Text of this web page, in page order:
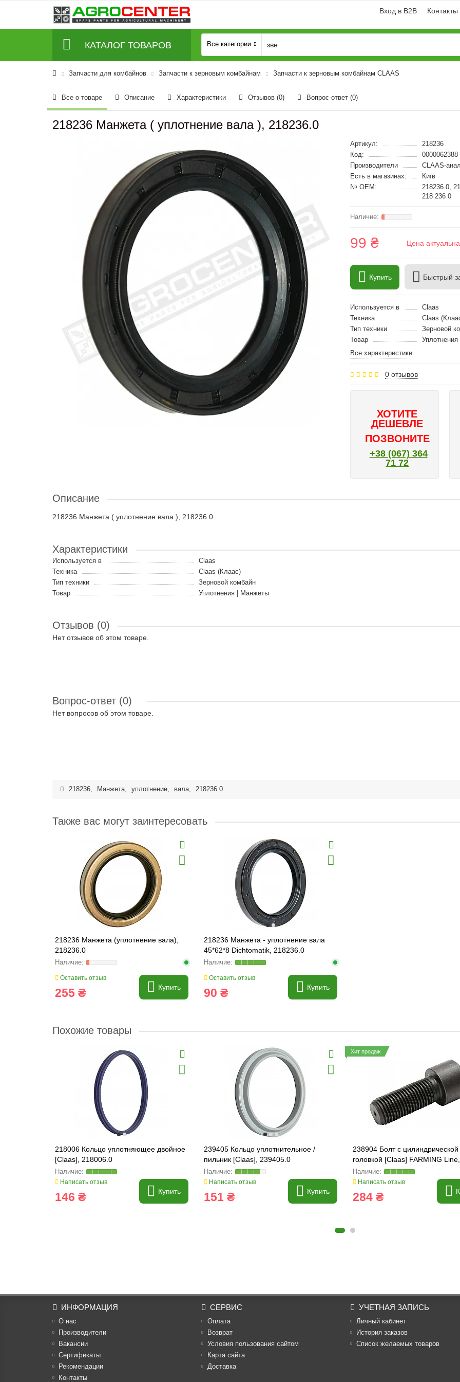
Вход в B2B Контакты
КАТАЛОГ ТОВАРОВ Все категории
Запчасти для комбайнов Запчасти к зерновым комбайнам Запчасти к зерновым комбайнам CLAAS
Все о товаре Описание Характеристики Отзывов (0) Вопрос-ответ (0)
218236 Манжета ( уплотнение вала ), 218236.0
Артикул:
218236
Код:
0000062388
Производители
CLAAS-
Есть в магазинах:
Київ
№ OEM:
218236.0,
218 236 0
99 ₴ Цена
Купить Быстрый
Используется в
Claas
Техника
Claas
Тип техники
Зерновой
Товар
Все характеристики
0 отзывов
ХОТИТЕ
ДЕШЕВЛЕ
ПОЗВОНИТЕ
+38 (067) 364
71 72
Описание
218236 Манжета ( уплотнение вала ), 218236.0
Характеристики
Используется в
Claas
Техника
Claas (Клаас)
Тип техники
Зерновой комбайн
Товар
Уплотнения | Манжеты
Отзывов (0)
Нет отзывов об этом товаре.
Вопрос-ответ (0)
Нет вопросов об этом товаре.
218236, Манжета, уплотнение, вала, 218236.0
Также вас могут заинтересовать
218236 Манжета (уплотнение вала),
218236.0
Оставить отзыв
255 ₴ Купить
218236 Манжета - уплотнение вала
45*62*8 Dichtomatik, 218236.0
Оставить отзыв
90 ₴ Купить
Похожие товары
218006 Кольцо уплотняющее двойное
[Claas], 218006.0
Написать отзыв
146 ₴ Купить
239405 Кольцо уплотнительное /
пильник [Claas], 239405.0
Написать отзыв
151 ₴ Купить
Хит продаж
238904 Болт с цилиндрической
головкой [Claas] FARMING Line,
215351
Написать отзыв
284 ₴
ИНФОРМАЦИЯ
О нас
Производители
Вакансии
Cертификаты
Рекомендации
Контакты
СЕРВИС
Оплата
Возврат
Условия пользования сайтом
Карта сайта
Доставка
УЧЕТНАЯ ЗАПИСЬ
Личный кабинет
История заказов
Список желаемых товаров